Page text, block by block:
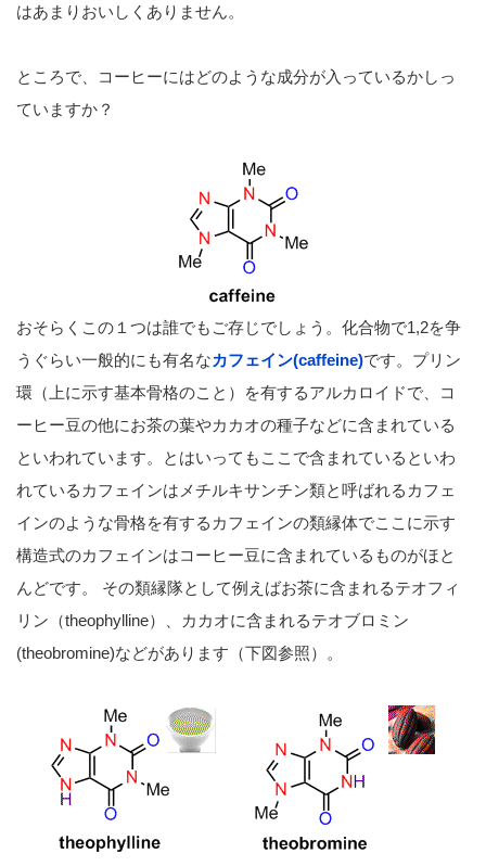
はあまりおいしくありません。
ところで、コーヒーにはどのような成分が入っているかしっ
ていますか？
おそらくこの１つは誰でもご存じでしょう。化合物で1,2を争
うぐらい一般的にも有名なカフェイン(caffeine)です。プリン
環（上に示す基本骨格のこと）を有するアルカロイドで、コ
ーヒー豆の他にお茶の葉やカカオの種子などに含まれている
といわれています。とはいってもここで含まれているといわ
れているカフェインはメチルキサンチン類と呼ばれるカフェ
インのような骨格を有するカフェインの類縁体でここに示す
構造式のカフェインはコーヒー豆に含まれているものがほと
んどです。 その類縁隊として例えばお茶に含まれるテオフィ
リン（theophylline）、カカオに含まれるテオブロミン
(theobromine)などがあります（下図参照）。